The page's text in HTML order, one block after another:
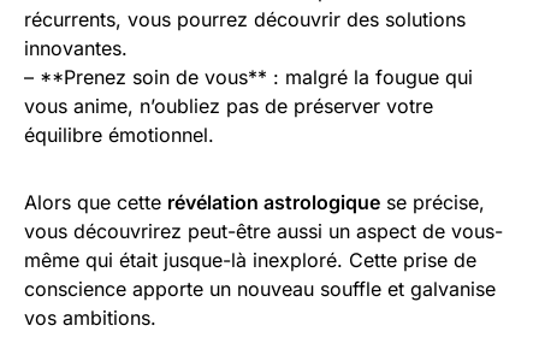
récurrents, vous pourrez découvrir des solutions
innovantes.
– **Prenez soin de vous** : malgré la fougue qui
vous anime, n’oubliez pas de préserver votre
équilibre émotionnel.
Alors que cette révélation astrologique se précise,
vous découvrirez peut-être aussi un aspect de vous-
même qui était jusque-là inexploré. Cette prise de
conscience apporte un nouveau souffle et galvanise
vos ambitions.